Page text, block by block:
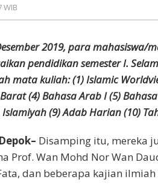
WIB
redaksi
2019, para mahasiswa/
pendidikan semester I.
mata kuliah: (1) Islamic
(4) Bahasa Arab I (5)
(9) Adab Harian (10)
Disamping itu, mereka
Prof. Wan Mohd Nor Wan
dan beberapa kajian ilmiah